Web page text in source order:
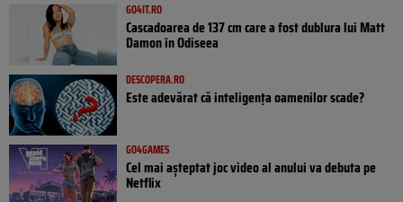
GO4IT.RO
Cascadoarea de 137 cm care a fost dublura lui Matt
Damon în Odiseea
DESCOPERA.RO
Este adevărat că inteligența oamenilor scade?
GO4GAMES
Cel mai așteptat joc video al anului va debuta pe
Netflix